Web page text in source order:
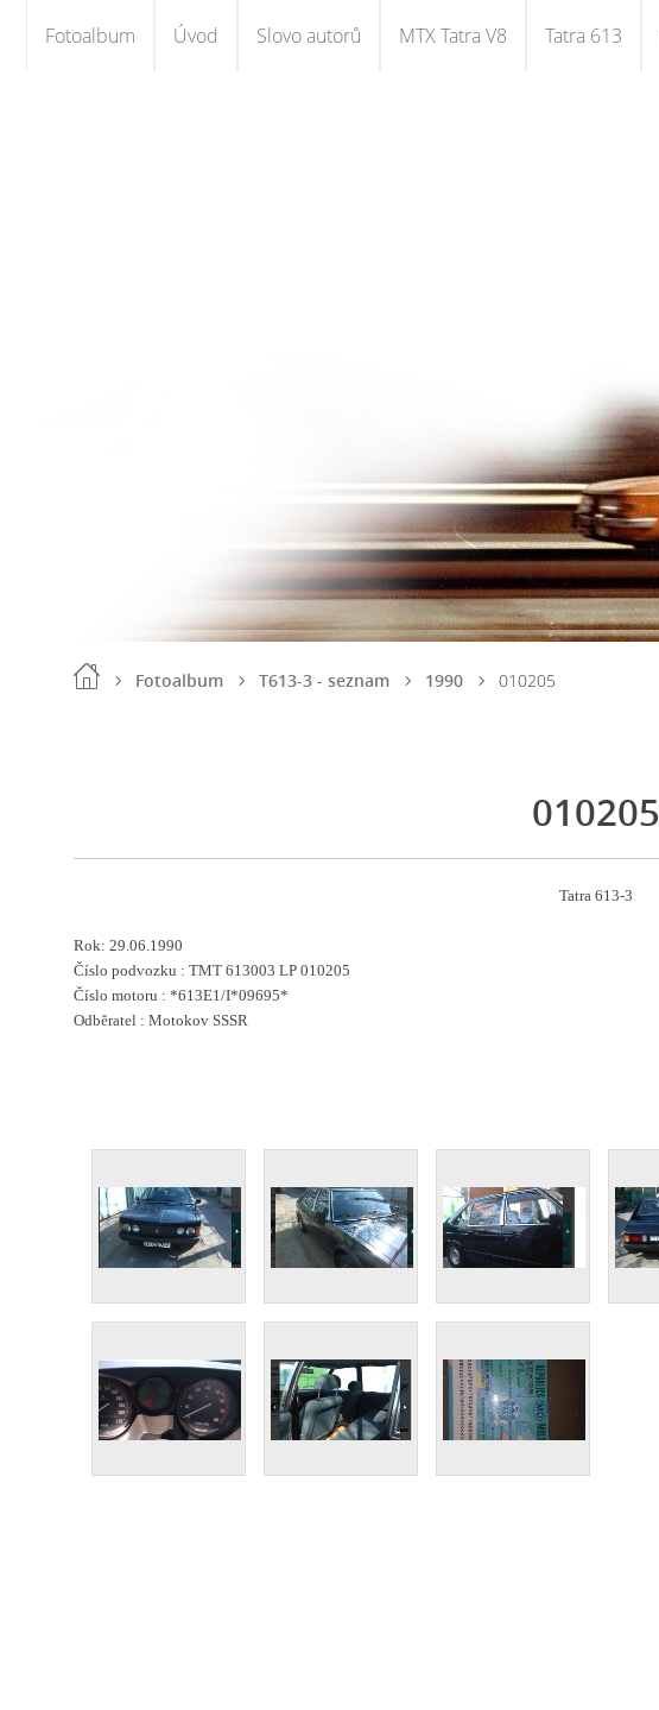
Fotoalbum Úvod Slovo autorů MTX Tatra V8 Tatra 613
Fotoalbum T613-3 - seznam 1990 010205
010205
Tatra 613-3
Rok: 29.06.1990
Číslo podvozku : TMT 613003 LP 010205
Číslo motoru : *613E1/I*09695*
Odběratel : Motokov SSSR